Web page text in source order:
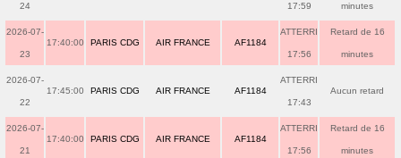
24 17:59 minutes
2026-07-
23
17:40:00 PARIS CDG AIR FRANCE AF1184
ATTERRI
17:56
Retard de 16
minutes
2026-07-
22
17:45:00 PARIS CDG AIR FRANCE AF1184
ATTERRI
17:43
Aucun retard
2026-07-
21
17:40:00 PARIS CDG AIR FRANCE AF1184
ATTERRI
17:56
Retard de 16
minutes